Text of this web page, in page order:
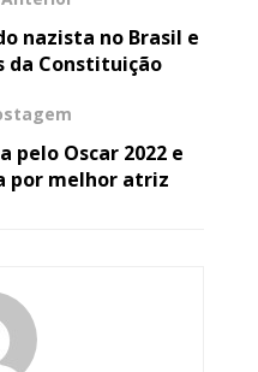
nazista no Brasil e
da Constituição
pelo Oscar 2022 e
por melhor atriz